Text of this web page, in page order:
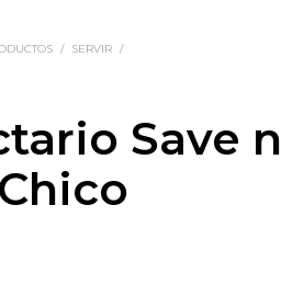
/ SERVIR /
Save n